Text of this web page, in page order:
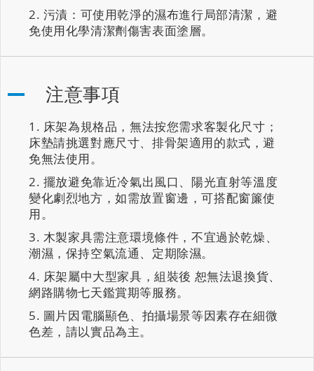
污漬：可使用乾淨的濕布進行局部清潔，避
免使用化學清潔劑傷害表面塗層。
注意事項
床架為規格品，無法按您需求客製化尺寸；
床墊請挑選對應尺寸、排骨架適用的款式，避
免無法使用。
擺放避免靠近冷氣出風口、陽光直射等溫度
變化劇烈地方，如需放置窗邊，可搭配窗簾使
用。
木製家具需注意環境條件，不宜過於乾燥、
潮濕，保持空氣流通、定期除濕。
床架屬中大型家具，組裝後 恕無法退換貨、
網路購物七天鑑賞期等服務。
圖片因電腦顯色、拍攝場景等因素存在細微
色差，請以實品為主。